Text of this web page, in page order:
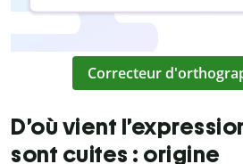
Correcteur
D’où vient
sont cuites : origine